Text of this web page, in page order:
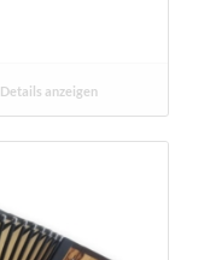
Details anzeigen